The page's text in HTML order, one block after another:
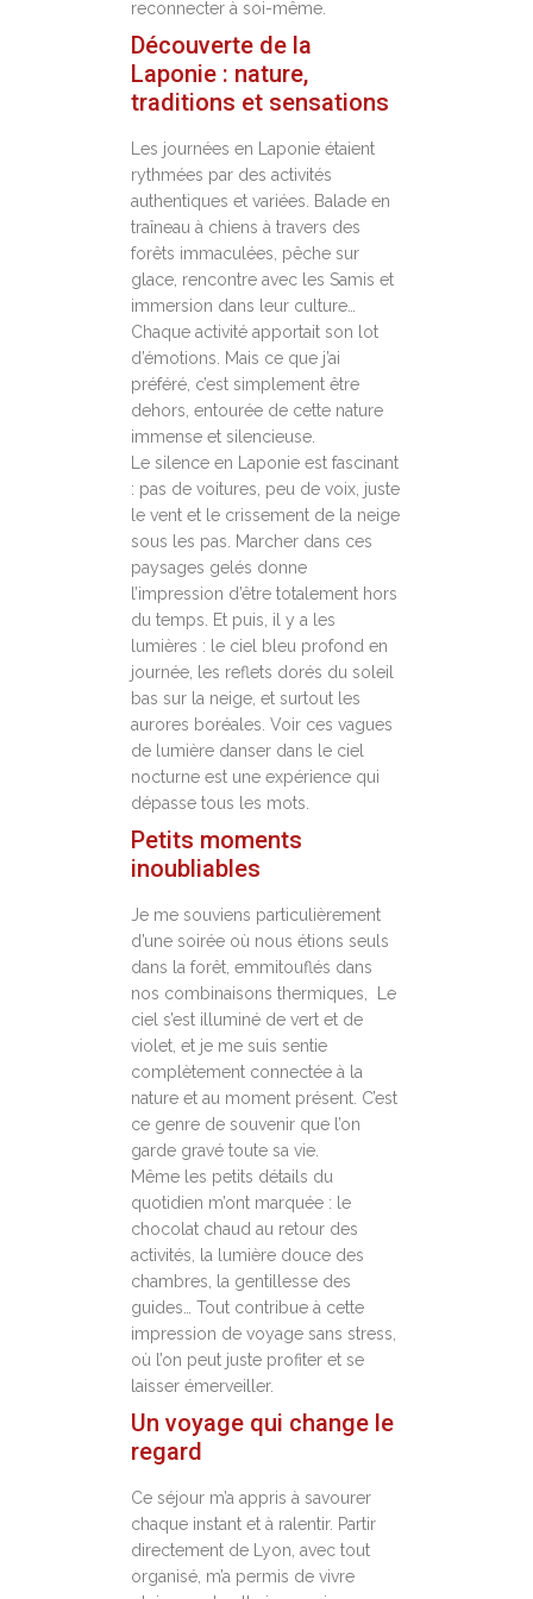
reconnecter à soi-même.
Découverte de la
Laponie : nature,
traditions et sensations
Les journées en Laponie étaient
rythmées par des activités
authentiques et variées. Balade en
traîneau à chiens à travers des
forêts immaculées, pêche sur
glace, rencontre avec les Samis et
immersion dans leur culture…
Chaque activité apportait son lot
d’émotions. Mais ce que j’ai
préféré, c’est simplement être
dehors, entourée de cette nature
immense et silencieuse.
Le silence en Laponie est fascinant
: pas de voitures, peu de voix, juste
le vent et le crissement de la neige
sous les pas. Marcher dans ces
paysages gelés donne
l’impression d’être totalement hors
du temps. Et puis, il y a les
lumières : le ciel bleu profond en
journée, les reflets dorés du soleil
bas sur la neige, et surtout les
aurores boréales. Voir ces vagues
de lumière danser dans le ciel
nocturne est une expérience qui
dépasse tous les mots.
Petits moments
inoubliables
Je me souviens particulièrement
d’une soirée où nous étions seuls
dans la forêt, emmitouflés dans
nos combinaisons thermiques, Le
ciel s’est illuminé de vert et de
violet, et je me suis sentie
complètement connectée à la
nature et au moment présent. C’est
ce genre de souvenir que l’on
garde gravé toute sa vie.
Même les petits détails du
quotidien m’ont marquée : le
chocolat chaud au retour des
activités, la lumière douce des
chambres, la gentillesse des
guides… Tout contribue à cette
impression de voyage sans stress,
où l’on peut juste profiter et se
laisser émerveiller.
Un voyage qui change le
regard
Ce séjour m’a appris à savourer
chaque instant et à ralentir. Partir
directement de Lyon, avec tout
organisé, m’a permis de vivre